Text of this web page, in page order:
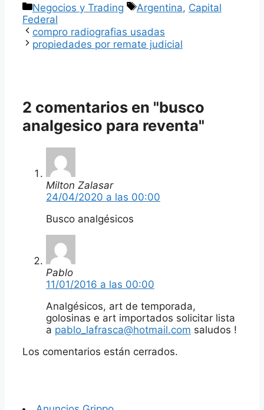
Categorías
Negocios y Trading Etiquetas
Argentina, Capital
Federal
compro radiografias usadas
propiedades por remate judicial
2 comentarios en "busco
analgesico para reventa"
Milton Zalasar
24/04/2020 a las 00:00
Busco analgésicos
Pablo
11/01/2016 a las 00:00
Analgésicos, art de temporada,
golosinas e art importados solicitar lista
a pablo_lafrasca@hotmail.com saludos !
Los comentarios están cerrados.